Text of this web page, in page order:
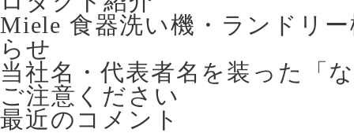
Miele 食器洗い機・ランドリ
らせ
当社名・代表者名を装った「
ご注意ください
最近のコメント